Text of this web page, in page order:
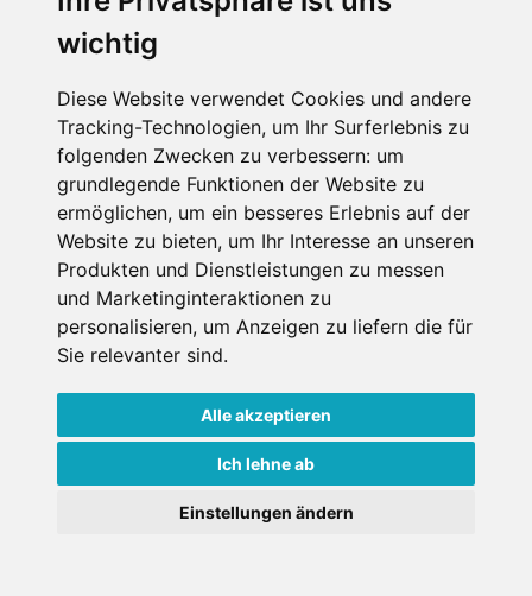
wichtig
Diese Website verwendet Cookies und andere
Tracking-Technologien, um Ihr Surferlebnis zu
folgenden Zwecken zu verbessern: um
grundlegende Funktionen der Website zu
ermöglichen, um ein besseres Erlebnis auf der
Website zu bieten, um Ihr Interesse an unseren
Produkten und Dienstleistungen zu messen
und Marketinginteraktionen zu
personalisieren, um Anzeigen zu liefern die für
Sie relevanter sind.
Alle akzeptieren
Ich lehne ab
Einstellungen ändern
Datenschutzbedingungen
Nutzungsbedingungen Impressum Kontakt
Copyright © Schneemenschen GmbH 2026